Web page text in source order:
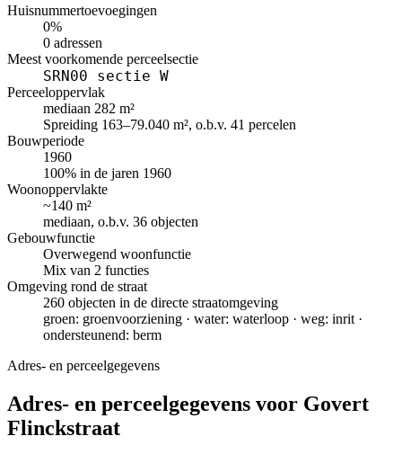
Huisnummertoevoegingen
0%
0 adressen
Meest voorkomende perceelsectie
SRN00 sectie W
Perceeloppervlak
mediaan 282 m²
Spreiding 163–79.040 m², o.b.v. 41 percelen
Bouwperiode
1960
100% in de jaren 1960
Woonoppervlakte
~140 m²
mediaan, o.b.v. 36 objecten
Gebouwfunctie
Overwegend woonfunctie
Mix van 2 functies
Omgeving rond de straat
260 objecten in de directe straatomgeving
groen: groenvoorziening · water: waterloop · weg: inrit ·
ondersteunend: berm
Adres- en perceelgegevens
Adres- en perceelgegevens voor Govert
Flinckstraat